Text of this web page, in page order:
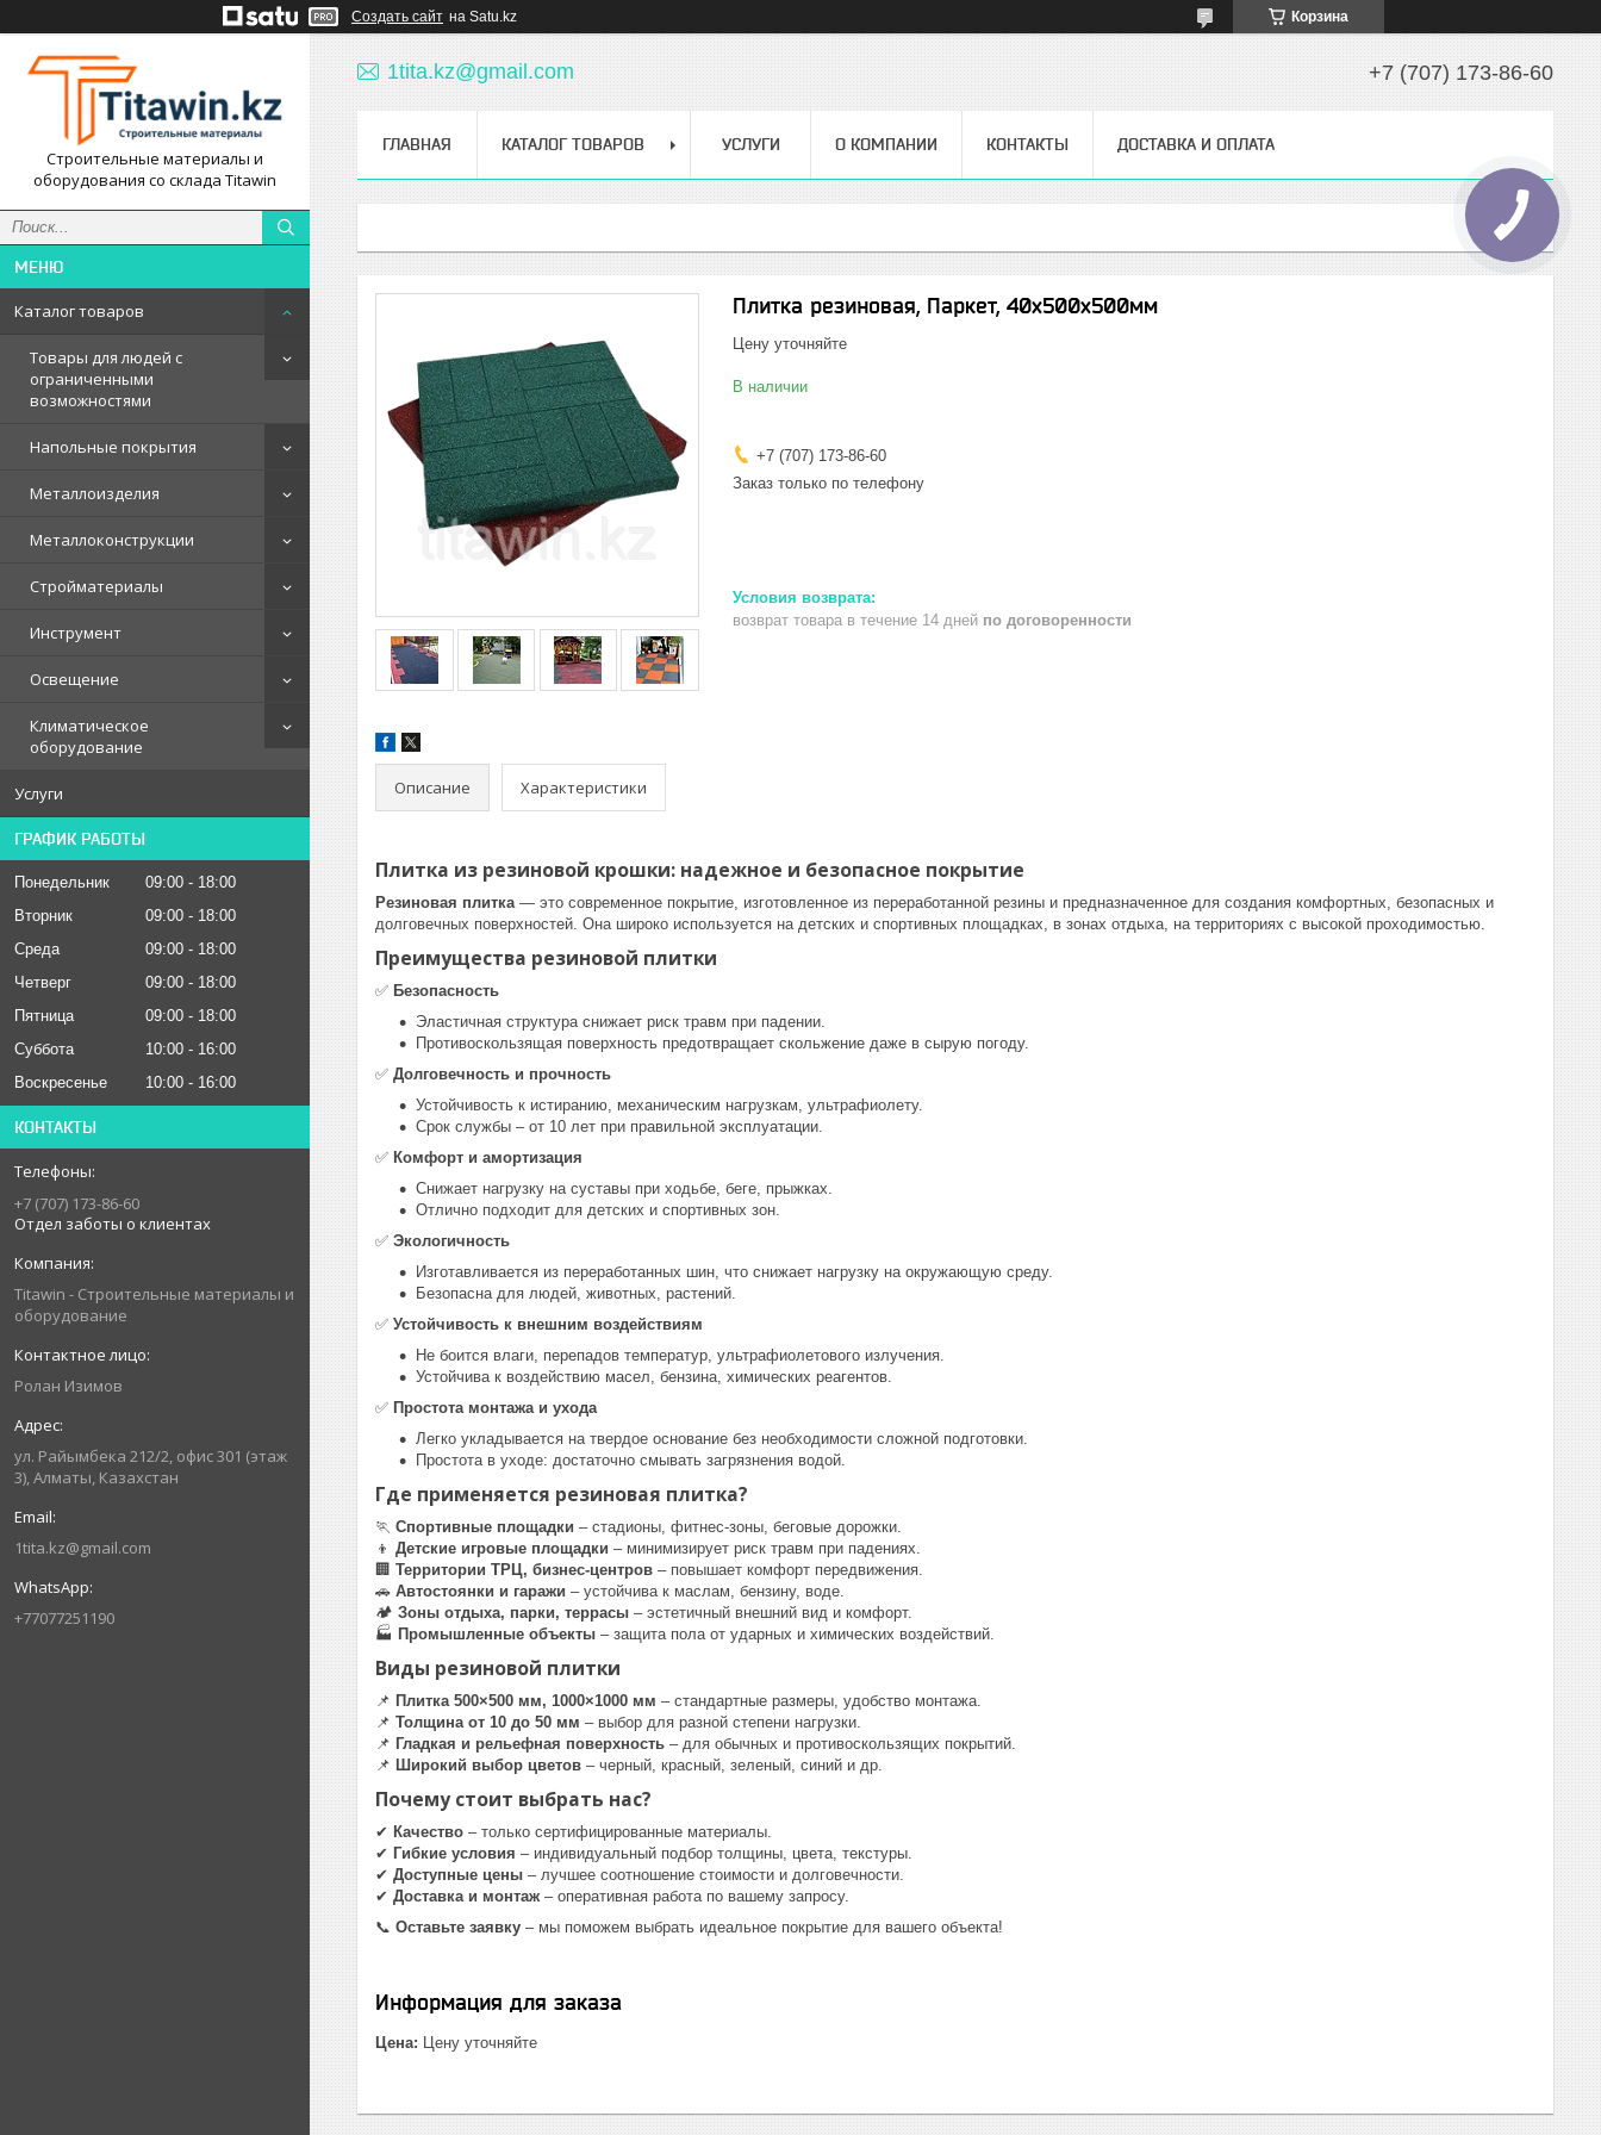
Создать сайт на Satu.kz Корзина
Строительные материалы и
оборудования со склада Titawin
Каталог товаров
Товары для людей с
ограниченными
возможностями
Напольные покрытия
Металлоизделия
Металлоконструкции
Стройматериалы
Инструмент
Освещение
Климатическое
оборудование
Услуги
ГРАФИК РАБОТЫ
Понедельник 09:00
18:00
Вторник
09:00
18:00
Среда
09:00
18:00
Четверг
09:00
18:00
Пятница
09:00
18:00
Суббота
10:00
16:00
Воскресенье
10:00 16:00
КОНТАКТЫ
+7 (707) 173-86-60
Отдел заботы о клиентах
Titawin - Строительные материалы и
оборудование
Ролан Изимов
ул. Райымбека 212/2, офис 301 (этаж
3), Алматы, Казахстан
1tita.kz@gmail.com
+77077251190
1tita.kz@gmail.com +7 (707) 173-86-60
ГЛАВНАЯ КАТАЛОГ ТОВАРОВ УСЛУГИ О КОМПАНИИ КОНТАКТЫ ДОСТАВКА И ОПЛАТА
Плитка резиновая, Паркет, 40х500х500мм
Цену уточняйте
В наличии
+7 (707) 173-86-60
Заказ только по телефону
возврат товара в течение 14 дней по договоренности
Описание Характеристики
Плитка из резиновой крошки: надежное и безопасное покрытие
Резиновая плитка— это современное покрытие, изготовленное из переработанной резины и предназначенное для создания комфортных, безопасных и
долговечных поверхностей. Она широко используется на детских и спортивных площадках, в зонах отдыха, на территориях с высокой проходимостью.
Преимущества резиновой плитки
✅ Безопасность
Эластичная структура снижает риск травм при падении.
Противоскользящая поверхность предотвращает скольжение даже в сырую погоду.
✅ Долговечность и прочность
Устойчивость к истиранию, механическим нагрузкам, ультрафиолету.
Срок службы – от 10 лет при правильной эксплуатации.
✅ Комфорт и амортизация
Снижает нагрузку на суставы при ходьбе, беге, прыжках.
Отлично подходит для детских и спортивных зон.
✅ Экологичность
Изготавливается из переработанных шин, что снижает нагрузку на окружающую среду.
Безопасна для людей, животных, растений.
✅ Устойчивость к внешним воздействиям
Не боится влаги, перепадов температур, ультрафиолетового излучения.
Устойчива к воздействию масел, бензина, химических реагентов.
✅ Простота монтажа и ухода
Легко укладывается на твердое основание без необходимости сложной подготовки.
Простота в уходе: достаточно смывать загрязнения водой.
Где применяется резиновая плитка?
🏃 Спортивные площадки – стадионы, фитнес-зоны, беговые дорожки.
👦 Детские игровые площадки – минимизирует риск травм при падениях.
🏢 Территории ТРЦ, бизнес-центров – повышает комфорт передвижения.
🚗 Автостоянки и гаражи – устойчива к маслам, бензину, воде.
🏕 Зоны отдыха, парки, террасы – эстетичный внешний вид и комфорт.
🏭 Промышленные объекты – защита пола от ударных и химических воздействий.
Виды резиновой плитки
📌 Плитка 500×500 мм, 1000×1000 мм – стандартные размеры, удобство монтажа.
📌 Толщина от 10 до 50 мм – выбор для разной степени нагрузки.
📌 Гладкая и рельефная поверхность – для обычных и противоскользящих покрытий.
📌 Широкий выбор цветов – черный, красный, зеленый, синий и др.
Почему стоит выбрать нас?
✔ Качество – только сертифицированные материалы.
✔ Гибкие условия – индивидуальный подбор толщины, цвета, текстуры.
✔ Доступные цены – лучшее соотношение стоимости и долговечности.
✔ Доставка и монтаж – оперативная работа по вашему запросу.
📞 Оставьте заявку – мы поможем выбрать идеальное покрытие для вашего объекта!
Информация для заказа
Цена: Цену уточняйте